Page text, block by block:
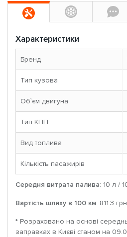
Характеристики
Бренд
Тип кузова
Об`єм двигуна
Тип КПП
Вид топлива
Кількість пасажирів
Середня витрата палива: 10 л /
Вартість шляху в 100 км: 811.3
* Розраховано на основі
заправках в Києві станом на